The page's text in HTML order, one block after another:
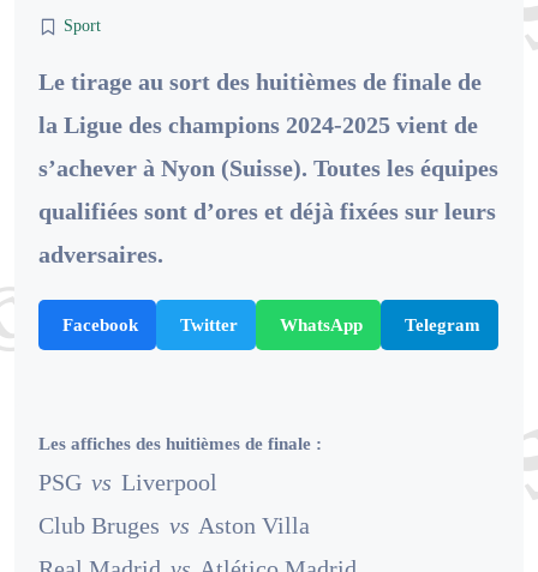
Sport
Le tirage au sort des huitièmes de finale de
la Ligue des champions 2024-2025 vient de
s’achever à Nyon (Suisse). Toutes les équipes
qualifiées sont d’ores et déjà fixées sur leurs
adversaires.
Facebook Twitter WhatsApp Telegram
Les affiches des huitièmes de finale :
PSG vs Liverpool
Club Bruges vs Aston Villa